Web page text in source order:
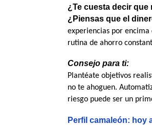
¿Te cuesta decir
¿Piensas que el
experiencias por encima
rutina de ahorro
Consejo para ti:
Plantéate objetivos
no te ahoguen.
riesgo puede ser un
Perfil camaleón: hoy